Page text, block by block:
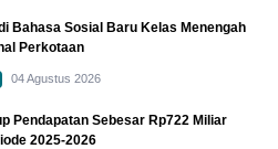
Bahasa Sosial Baru Kelas Menengah
Perkotaan
04 Agustus 2026
Pendapatan Sebesar Rp722 Miliar
2025-2026